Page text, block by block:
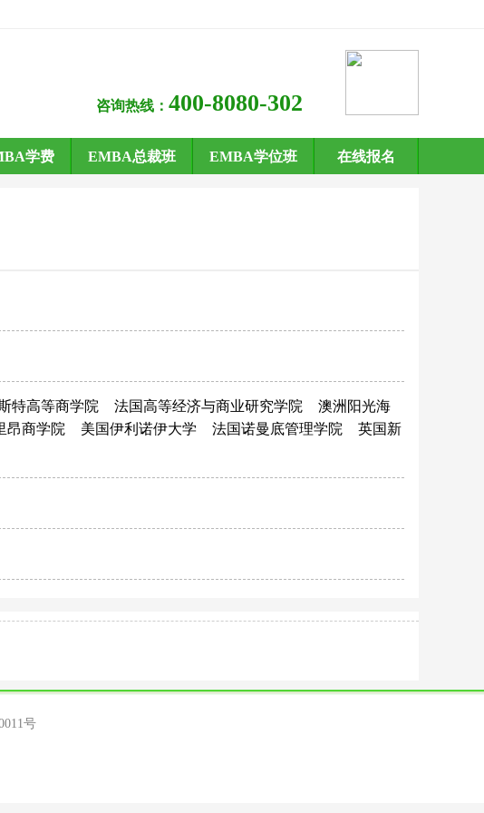
咨询热线： 400-8080-302
学费 EMBA总裁班 EMBA学位班 在线报名
特高等商学院 法国高等经济与商业研究学院
澳洲阳光海
昂商学院 美国伊利诺伊大学 法国诺曼底管理学院
英国新
号